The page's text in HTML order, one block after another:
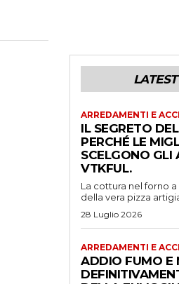
ARREDAMENTI E
IL SEGRETO
PERCHÉ LE
SCELGONO GLI
VTKFUL.
La cottura nel forno
della vera pizza
28 Luglio 2026
ARREDAMENTI E
ADDIO FUMO E